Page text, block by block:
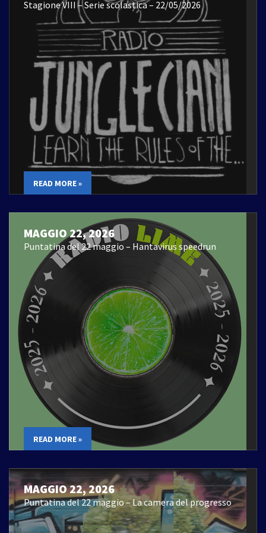
Stagione VIII – Serie scolastica – 22/05/2026
READ MORE »
MAGGIO 22, 2026
Puntatina del 22 maggio – Hantavirus speedrun
READ MORE »
MAGGIO 22, 2026
Puntatina del 22 maggio – La camera del progresso